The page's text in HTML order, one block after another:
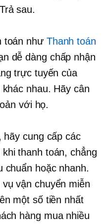
sau.
toán như Thanh toán
dễ dàng chấp nhận
trực tuyến của
nhau. Hãy cân
với họ.
cung cấp các
thanh toán, chẳng
chuẩn hoặc nhanh.
vận chuyển miễn
một số tiền nhất
hàng mua nhiều